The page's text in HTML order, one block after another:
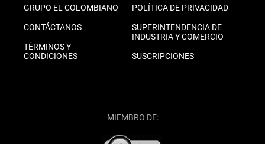
GRUPO EL COLOMBIANO
CONTÁCTANOS
TÉRMINOS Y
CONDICIONES
POLÍTICA DE PRIVACIDAD
SUPERINTENDENCIA DE
INDUSTRIA Y COMERCIO
SUSCRIPCIONES
MIEMBRO DE: